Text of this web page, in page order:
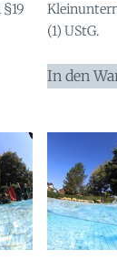
(1) UStG.
In den